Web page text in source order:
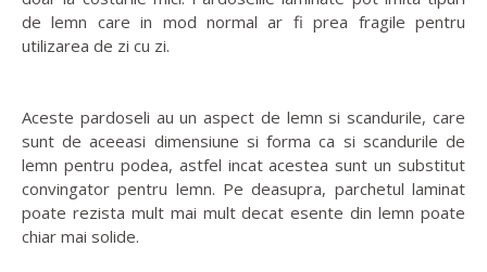
de lemn care in mod normal ar fi prea fragile pentru
utilizarea de zi cu zi.
Aceste pardoseli au un aspect de lemn si scandurile, care
sunt de aceeasi dimensiune si forma ca si scandurile de
lemn pentru podea, astfel incat acestea sunt un substitut
convingator pentru lemn. Pe deasupra, parchetul laminat
poate rezista mult mai mult decat esente din lemn poate
chiar mai solide.